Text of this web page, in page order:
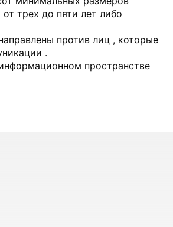
трех до пяти лет либо
против лиц , которые
.
пространстве